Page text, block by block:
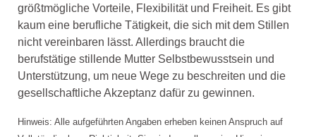
größtmögliche Vorteile, Flexibilität und Freiheit. Es gibt
kaum eine berufliche Tätigkeit, die sich mit dem Stillen
nicht vereinbaren lässt. Allerdings braucht die
berufstätige stillende Mutter Selbstbewusstsein und
Unterstützung, um neue Wege zu beschreiten und die
gesellschaftliche Akzeptanz dafür zu gewinnen.
Hinweis: Alle aufgeführten Angaben erheben keinen Anspruch auf